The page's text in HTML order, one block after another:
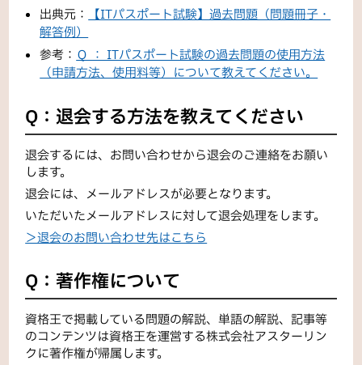
出典元：【ITパスポート試験】過去問題（問題冊子・
解答例）
参考：Ｑ ： ITパスポート試験の過去問題の使用方法
（申請方法、使用料等）について教えてください。
Q：退会する方法を教えてください
退会するには、お問い合わせから退会のご連絡をお願い
します。
退会には、メールアドレスが必要となります。
いただいたメールアドレスに対して退会処理をします。
＞退会のお問い合わせ先はこちら
Q：著作権について
資格王で掲載している問題の解説、単語の解説、記事等
のコンテンツは資格王を運営する株式会社アスターリン
クに著作権が帰属します。